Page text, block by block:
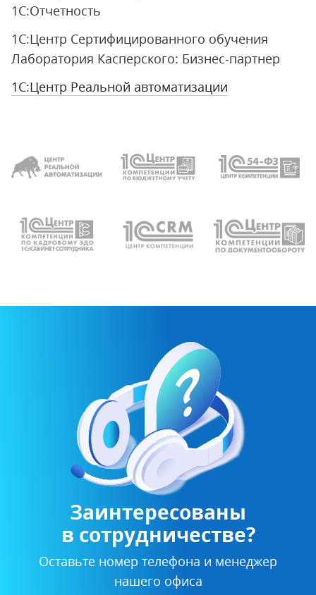
1С:Отчетность
1С:Центр Сертифицированного обучения
Лаборатория Касперского: Бизнес-партнер
1С:Центр Реальной автоматизации
Заинтересованы
в сотрудничестве?
Оставьте номер телефона и менеджер
нашего офиса